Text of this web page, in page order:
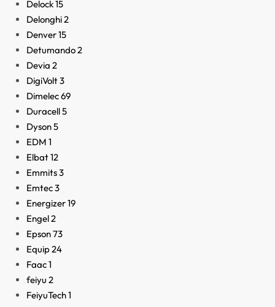
Delock15
Delonghi2
Denver15
Detumando2
Devia 2
DigiVolt3
Dimelec69
Duracell5
Dyson5
EDM 1
Elbat12
Emmits3
Emtec3
Energizer19
Engel2
Epson73
Equip24
Faac1
feiyu 2
FeiyuTech1